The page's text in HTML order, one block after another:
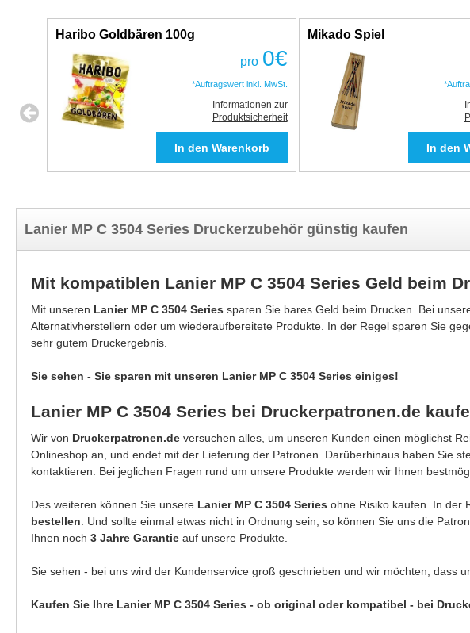
Haribo Goldbären 100g
pro 0€
*Auftragswert inkl. MwSt.
Informationen zur
Produktsicherheit
Mikado Spiel
Lanier MP C 3504 Series Druckerzubehör günstig kaufen
Mit kompatiblen Lanier MP C 3504 Series Geld beim
Mit unseren Lanier MP C 3504 Series sparen Sie bares Geld beim Drucken. Bei
Alternativherstellern oder um wiederaufbereitete Produkte. In der Regel sparen Sie
sehr gutem Druckergebnis.
Sie sehen - Sie sparen mit unseren Lanier MP C 3504 Series einiges!
Lanier MP C 3504 Series bei Druckerpatronen.de
Wir von Druckerpatronen.de versuchen alles, um unseren Kunden einen möglichst
Onlineshop an, und endet mit der Lieferung der Patronen. Darüberhinaus haben Sie
kontaktieren. Bei jeglichen Fragen rund um unsere Produkte werden wir Ihnen
Des weiteren können Sie unsere Lanier MP C 3504 Series ohne Risiko kaufen. In der
bestellen . Und sollte einmal etwas nicht in Ordnung sein, so können Sie uns die
Ihnen noch 3 Jahre Garantie auf unsere Produkte.
Sie sehen - bei uns wird der Kundenservice groß geschrieben und wir möchten, dass
Kaufen Sie Ihre Lanier MP C 3504 Series - ob original oder kompatibel - bei